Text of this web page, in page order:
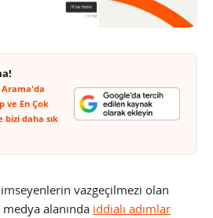
Arama'da
ve En Çok
daha sık
vazgeçilmezi olan
alanında iddialı adımlar